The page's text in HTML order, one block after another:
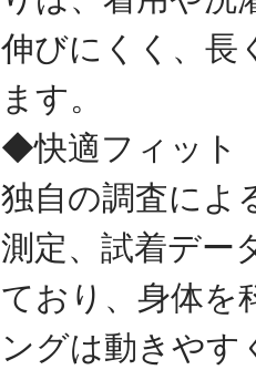
伸びにくく、長
ます。
◆快適フィット
独自の調査によ
測定、試着デー
ており、身体を
ングは動きやす